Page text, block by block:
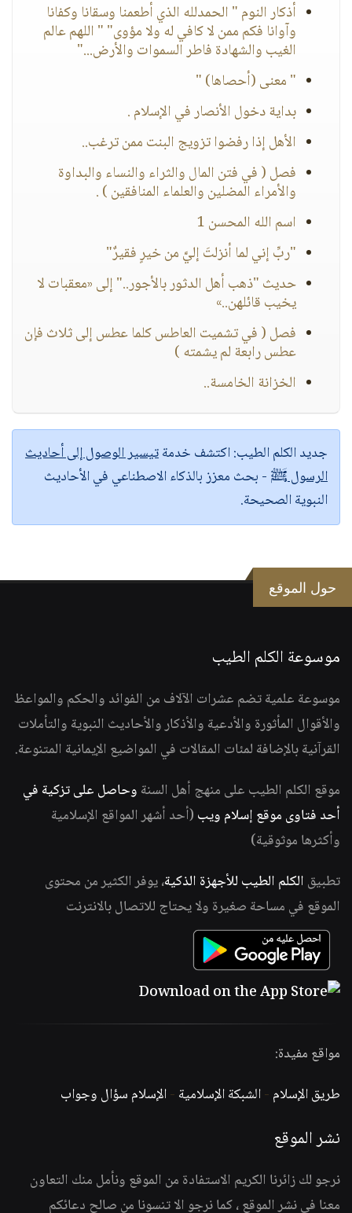
أذكار النوم " الحمدلله الذي أطعمنا وسقانا وكفانا
وآوانا فكم ممن لا كافي له ولا مؤوى" " اللهم عالم
الغيب والشهادة فاطر السموات والأرض..."
" معنى (أحصاها) "
بداية دخول الأنصار في الإسلام .
الأهل إذا رفضوا تزويج البنت ممن ترغب..
فصل ( في فتن المال والثراء والنساء والبداوة
والأمراء المضلين والعلماء المنافقين ) .
اسم الله المحسن 1
"ربِّ إني لما أنزلتَ إليَّ من خيرٍ فقيرٌ"
حديث "ذهب أهل الدثور بالأجور.." إلى «معقبات لا
يخيب قائلهن..»
فصل ( في تشميت العاطس كلما عطس إلى ثلاث فإن
عطس رابعة لم يشمته )
الخزانة الخامسة..
جديد الكلم الطيب:اكتشف خدمةتيسير الوصول إلى أحاديث
الرسول ﷺ - بحث معزز بالذكاء الاصطناعي في الأحاديث
النبوية الصحيحة.
حول الموقع
موسوعة الكلم الطيب
موسوعة علمية تضم عشرات الآلاف من الفوائد والحكم والمواعظ
والأقوال المأثورة والأدعية والأذكار والأحاديث النبوية والتأملات
القرآنية بالإضافة لمئات المقالات في المواضيع الإيمانية المتنوعة.
موقع الكلم الطيب على منهج أهل السنة وحاصل على تزكية في
أحد فتاوى موقع إسلام ويب (أحد أشهر المواقع الإسلامية
وأكثرها موثوقية)
تطبيق الكلم الطيب للأجهزة الذكية، يوفر الكثير من محتوى
الموقع في مساحة صغيرة ولا يحتاج للاتصال بالانترنت
مواقع مفيدة:
طريق الإسلام -الشبكة الإسلامية -الإسلام سؤال وجواب
نشر الموقع
نرجو لك زائرنا الكريم الاستفادة من الموقع ونأمل منك التعاون
معنا في نشر الموقع ، كما نرجو الا تنسونا من صالح دعائكم